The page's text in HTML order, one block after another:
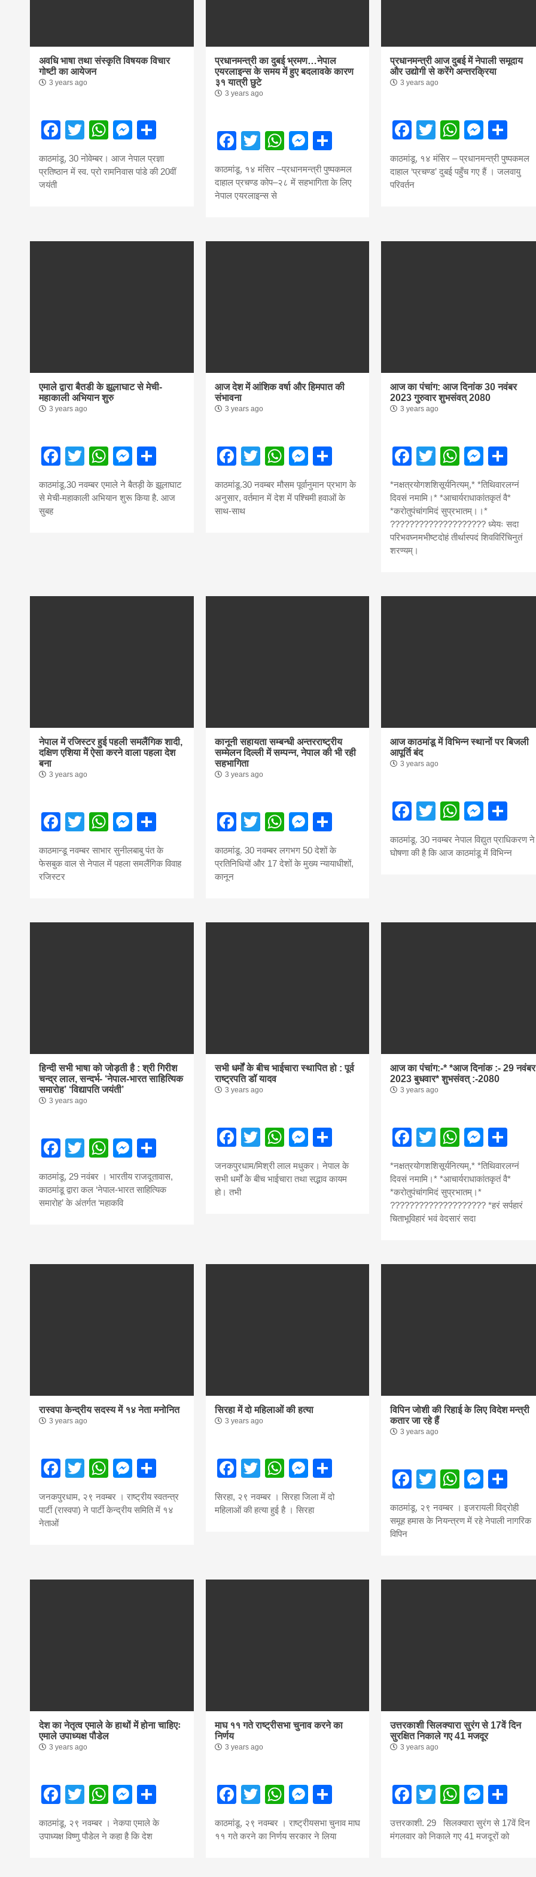
Nepal brings
news in hindi
from
Nepal,madhesh
अवधि भाषा तथा संस्कृति विषयक विचार
गोष्टी का आयेजन
3 years ago
Facebook
TwitterWhatsApp
Messenger
काठमांडू, 30 नोवेम्बर। आज नेपाल प्रज्ञा
प्रतिष्ठान में स्व. प्रो रामनिवास पांडे की 20वीं
जयंती
प्रधानमन्त्री का दुबई भ्रमण…नेपाल
एयरलाइन्स के समय में हुए बदलावके कारण
३१ यात्री छुटे
3 years ago
Facebook
TwitterWhatsApp
Messenger
काठमांडू, १४ मंसिर –प्रधानमन्त्री पुष्पकमल
दाहाल प्रचण्ड कोप–२८ में सहभागिता के लिए
नेपाल एयरलाइन्स से
प्रधानमन्त्री आज दुबई में नेपाली समूदाय
और उद्योगी से करेंगे अन्तरक्रिया
3 years ago
Facebook
Twitter
काठमांडू, १४ मंसिर – प्रधानमन्त्री पुष्पकमल
दाहाल ‘प्रचण्ड’ दुबई पहुँच गए हैं । जलवायु
परिवर्तन
एमाले द्वारा बैतडी के झूलाघाट से मेची-
महाकाली अभियान शुरु
3 years ago
Facebook
TwitterWhatsApp
Messenger
काठमांडू.30 नवम्बर एमाले ने बैतड़ी के झूलाघाट
से मेची-महाकाली अभियान शुरू किया है. आज
सुबह
आज देश में आंशिक वर्षा और हिमपात की
संभावना
3 years ago
Facebook
TwitterWhatsApp
Messenger
काठमांडू.30 नवम्बर मौसम पूर्वानुमान प्रभाग के
अनुसार, वर्तमान में देश में पश्चिमी हवाओं के
साथ-साथ
आज का पंचांग: आज दिनांक 30 नवंबर
2023 गुरुवार शुभसंवत् 2080
3 years ago
Facebook
Twitter
*नक्षत्रयोगशशिसूर्यनित्यम्,* *तिथिवारलग्नं
दिवसं नमामि।* *आचार्यराधाकांतकृतं वै*
*करोतुपंचांगमिदं सुप्रभातम्।।*
???????????????????? ध्येयः सदा
परिभवघ्नमभीष्टदोहं तीर्थास्पदं शिवविरिंचिनुतं
शरण्यम्।
नेपाल में रजिस्टर हुई पहली समलैंगिक शादी,
दक्षिण एशिया में ऐसा करने वाला पहला देश
बना
3 years ago
Facebook
TwitterWhatsApp
Messenger
काठमान्डू नवम्बर साभार सुनीलबाबु पंत के
फेसबुक वाल से नेपाल में पहला समलैंगिक विवाह
रजिस्टर
कानूनी सहायता सम्बन्धी अन्तरराष्ट्रीय
सम्मेलन दिल्ली में सम्पन्न, नेपाल की भी रही
सहभागिता
3 years ago
Facebook
TwitterWhatsApp
Messenger
काठमांडू. 30 नवम्बर लगभग 50 देशों के
प्रतिनिधियों और 17 देशों के मुख्य न्यायाधीशों,
कानून
आज काठमांडू में विभिन्न स्थानों पर बिजली
आपूर्ति बंद
3 years ago
Facebook
Twitter
काठमांडू. 30 नवम्बर नेपाल विद्युत प्राधिकरण ने
घोषणा की है कि आज काठमांडू में विभिन्न
हिन्दी सभी भाषा को जोड़ती है : श्री गिरीश
चन्द्र लाल, सन्दर्भ- ‘नेपाल-भारत साहित्यिक
समारोह’ ‘विद्यापति जयंती’
3 years ago
Facebook
TwitterWhatsApp
Messenger
काठमांडू, 29 नवंबर । भारतीय राजदूतावास,
काठमांडू द्वारा कल ‘नेपाल-भारत साहित्यिक
समारोह’ के अंतर्गत ‘महाकवि
सभी धर्मों के बीच भाईचारा स्थापित हो : पूर्व
राष्ट्रपति डॉ यादव
3 years ago
Facebook
TwitterWhatsApp
Messenger
जनकपुरधाम/मिश्री लाल मधुकर। नेपाल के
सभी धर्मों के बीच भाईचारा तथा सद्भाव कायम
हो। तभी
आज का पंचांग:-* *आज दिनांक :- 29 नवंबर
2023 बुधवार* शुभसंवत् :-2080
3 years ago
Facebook
Twitter
*नक्षत्रयोगशशिसूर्यनित्यम्,* *तिथिवारलग्नं
दिवसं नमामि।* *आचार्यराधाकांतकृतं वै*
*करोतुपंचांगमिदं सुप्रभातम्।*
???????????????????? *हरं सर्पहारं
चिताभूविहारं भवं वेदसारं सदा
रास्वपा केन्द्रीय सदस्य में १४ नेता मनोनित
3 years ago
Facebook
TwitterWhatsApp
Messenger
जनकपुरधाम, २९ नवम्बर । राष्ट्रीय स्वतन्त्र
पार्टी (रास्वपा) ने पार्टी केन्द्रीय समिति में १४
नेताओं
सिरहा में दो महिलाओं की हत्या
3 years ago
Facebook
TwitterWhatsApp
Messenger
सिरहा, २९ नवम्बर । सिरहा जिला में दो
महिलाओं की हत्या हुई है । सिरहा
विपिन जोशी की रिहाई के लिए विदेश मन्त्री
कतार जा रहे हैं
3 years ago
Facebook
Twitter
काठमांडू, २९ नवम्बर । इजरायली विद्रोही
समूह हमास के नियन्त्रण में रहे नेपाली नागरिक
विपिन
देश का नेतृत्व एमाले के हाथों में होना चाहिएः
एमाले उपाध्यक्ष पौडेल
3 years ago
Facebook
TwitterWhatsApp
Messenger
काठमांडू, २९ नवम्बर । नेकपा एमाले के
उपाध्यक्ष विष्णु पौडेल ने कहा है कि देश
माघ ११ गते राष्ट्रीसभा चुनाव करने का
निर्णय
3 years ago
Facebook
TwitterWhatsApp
Messenger
काठमांडू, २९ नवम्बर । राष्ट्रीयसभा चुनाव माघ
११ गते करने का निर्णय सरकार ने लिया
उत्तरकाशी सिलक्यारा सुरंग से 17वें दिन
सुरक्षित निकाले गए 41 मजदूर
3 years ago
Facebook
Twitter
उत्तरकाशी. 29 सिलक्यारा सुरंग से 17वें दिन
मंगलवार को निकाले गए 41 मजदूरों को
बड़े अंतर से जीत हासिल करुँंगी –रेणु दाहाल
6 months ago
काठमांडू, फागुन ४ – चितवन क्षेत्र नम्बर ३ में प्रतिनिधिसभा
सदस्य के रूप में अपनी उम्मीदवारी दे चुकी रेणु दाहाल ने कहा है
महोत्सव के तीसरे दिन जानकी मंदिर के प्रांगण में धनुष यज्ञ
आयोजित किया गया। रंगभूमि मैदान में राजा विदेह...